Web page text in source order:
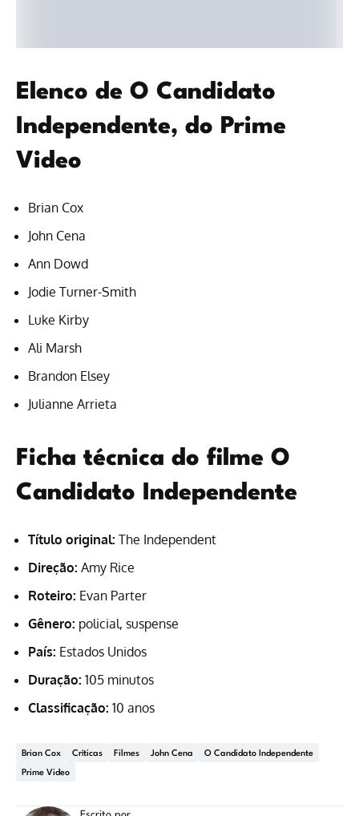
Elenco de O Candidato
Independente, do Prime
Video
Brian Cox
John Cena
Ann Dowd
Jodie Turner-Smith
Luke Kirby
Ali Marsh
Brandon Elsey
Julianne Arrieta
Ficha técnica do filme O
Candidato Independente
Título original: The Independent
Direção: Amy Rice
Roteiro: Evan Parter
Gênero: policial, suspense
País: Estados Unidos
Duração: 105 minutos
Classificação: 10 anos
Brian Cox Críticas Filmes John Cena O Candidato Independente
Prime Video